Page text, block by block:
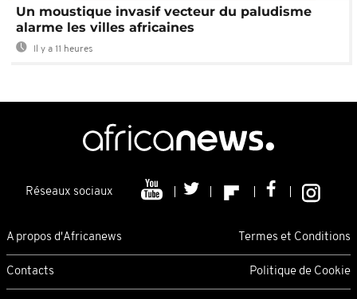
Un moustique invasif vecteur du paludisme
alarme les villes africaines
Il y a 11 heures
Réseaux sociaux
A propos d'Africanews Termes et Conditions
Contacts Politique de Cookie